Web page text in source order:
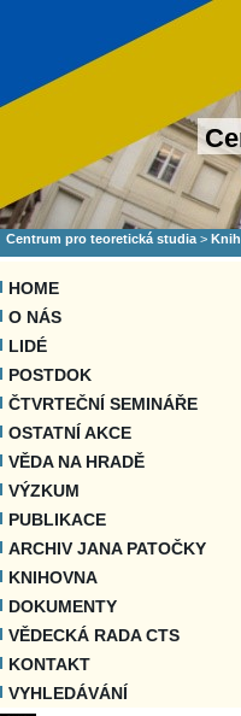
Centrum pro teoretická studia >
HOME
O NÁS
LIDÉ
POSTDOK
ČTVRTEČNÍ SEMINÁŘE
OSTATNÍ AKCE
VĚDA NA HRADĚ
VÝZKUM
PUBLIKACE
ARCHIV JANA PATOČKY
KNIHOVNA
DOKUMENTY
VĚDECKÁ RADA CTS
KONTAKT
VYHLEDÁVÁNÍ